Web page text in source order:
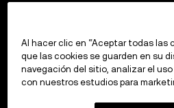
Al hacer clic en “Aceptar todas las
que las cookies se guarden en su
navegación del sitio, analizar el uso
con nuestros estudios para